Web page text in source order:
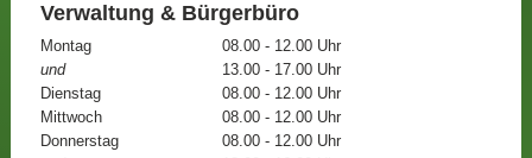
Verwaltung & Bürgerbüro
Montag
08.00 - 12.00 Uhr
und
13.00 - 17.00 Uhr
Dienstag
08.00 - 12.00 Uhr
Mittwoch
08.00 - 12.00 Uhr
Donnerstag
08.00 - 12.00 Uhr